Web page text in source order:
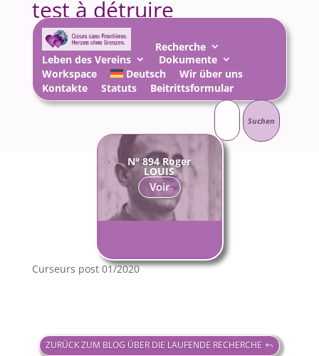
Recherche
Leben des Vereins
Dokumente
Workspace
Deutsch
Wir über uns
Kontakte
Statuts
Beitrittsformular
Suchen
nach:
test à détruire
17 Apr. 2020|Essais techniques
Techniken
N° 894 Roger
LOUIS
Voir
Curseurs post 01/2020
ZURÜCK ZUM BLOG ÜBER DIE LAUFENDE RECHERCHE